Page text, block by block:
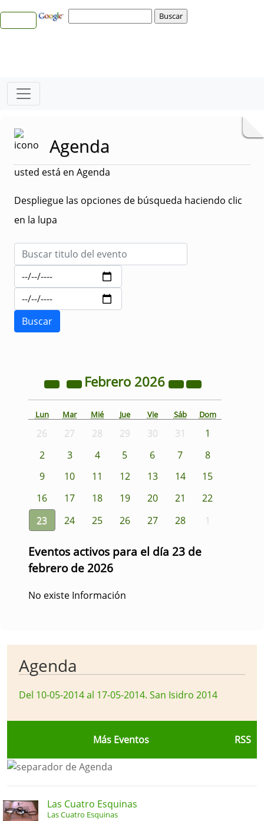
Agenda
usted está en Agenda
Despliegue las opciones de búsqueda haciendo clic
en la lupa
Febrero 2026
Lun Mar Mié Jue Vie Sáb Dom
26 27 28 29 30 31
1
2
3 4 5 6 7
8
9
10 11 12 13 14
15
16
17 18 19 20 21
22
23
24 25 26 27 28 1
Eventos activos para el día 23 de
febrero de 2026
No existe Información
Agenda
Del 10-05-2014 al 17-05-2014. San Isidro 2014
Más Eventos RSS
Las Cuatro Esquinas
Las Cuatro Esquinas